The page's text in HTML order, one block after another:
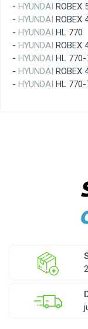
- HYUNDAI ROBEX
- HYUNDAI ROBEX
- HYUNDAI HL 770
- HYUNDAI ROBEX
- HYUNDAI HL 770-
- HYUNDAI ROBEX
- HYUNDAI HL